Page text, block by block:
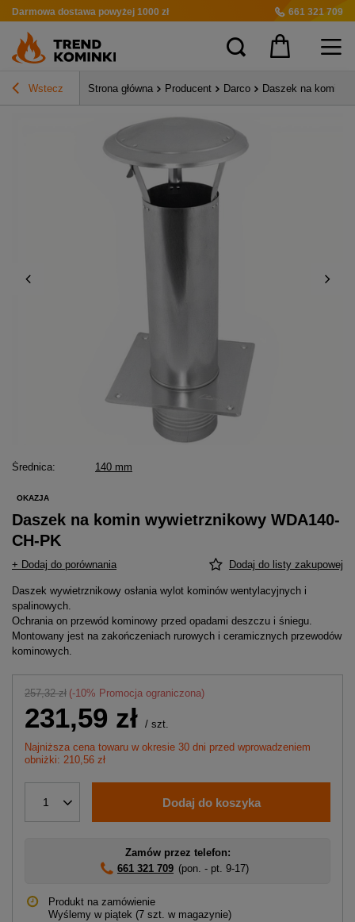
Darmowa dostawa powyżej 1000 zł 661 321 709
Wstecz Strona główna Producent Darco Daszek na komin
Średnica 140 mm
OKAZJA
Daszek na komin wywietrznikowy WDA140-
CH-PK
+ Dodaj do porównania Dodaj do listy zakupowej
Daszek wywietrznikowy osłania wylot kominów wentylacyjnych i
spalinowych.
Ochrania on przewód kominowy przed opadami deszczu i śniegu.
Montowany jest na zakończeniach rurowych i ceramicznych przewodów
kominowych.
257,32 zł (-10% Promocja ograniczona)
231,59 zł / szt.
Najniższa cena towaru w okresie 30 dni przed wprowadzeniem
obniżki: 210,56 zł
1 Dodaj do koszyka
Zamów przez telefon:
661 321 709 (pon. - pt. 9-17)
Produkt na zamówienie
Wyślemy w piątek (7 szt. w magazynie)